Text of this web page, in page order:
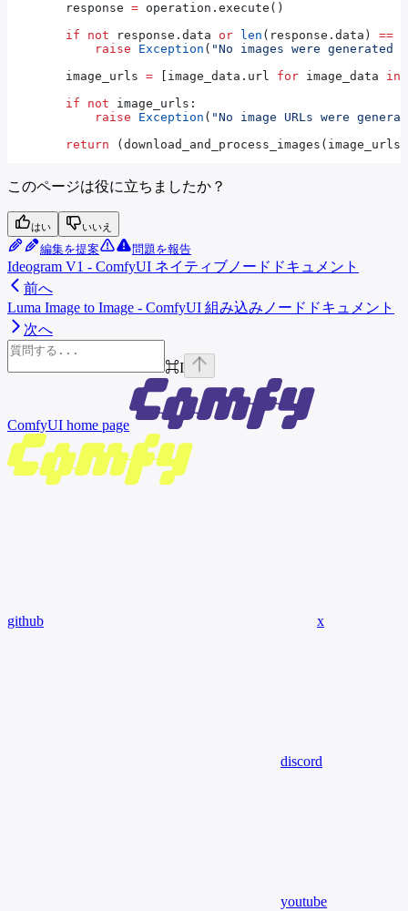
        response
= operation.execute()
        if
not response.data or len (response.data) ==
            raise
Exception ( "No images were generated
        image_urls
= [image_data.url for image_data in
        if
not image_urls:
            raise
Exception ( "No image URLs were
        return
このページは役に立ちましたか？
はい いいえ
編集を提案 問題を報告
Ideogram V1 - ComfyUI ネイティブノードドキュメント
前へ
Luma Image to Image - ComfyUI 組み込みノードドキュメント
次へ
⌘I
ComfyUI home page
github x
discord
youtube